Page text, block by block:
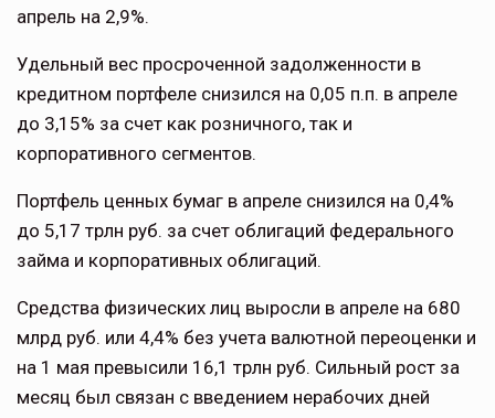
апрель на 2,9%.
Удельный вес просроченной задолженности в
кредитном портфеле снизился на 0,05 п.п. в апреле
до 3,15% за счет как розничного, так и
корпоративного сегментов.
Портфель ценных бумаг в апреле снизился на 0,4%
до 5,17 трлн руб. за счет облигаций федерального
займа и корпоративных облигаций.
Средства физических лиц выросли в апреле на 680
млрд руб. или 4,4% без учета валютной переоценки и
на 1 мая превысили 16,1 трлн руб. Сильный рост за
месяц был связан с введением нерабочих дней